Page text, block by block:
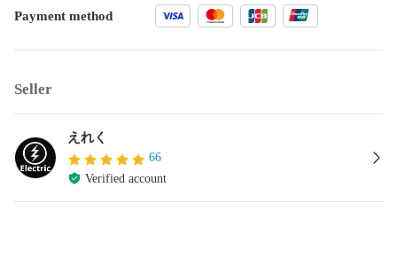
Payment method
Seller
えれく
66
Verified account